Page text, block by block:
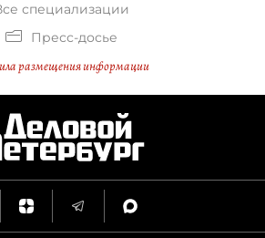
специализации
Пресс-досье
размещения информации